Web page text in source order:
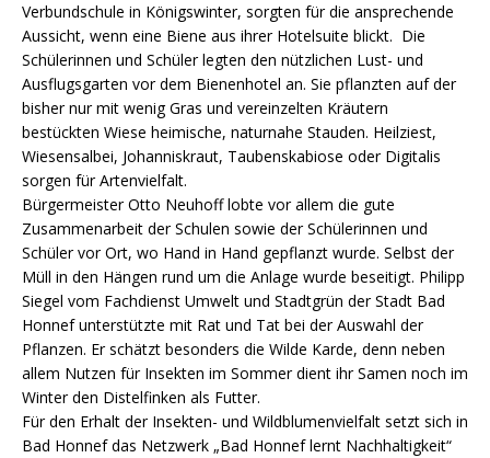
Verbundschule in Königswinter, sorgten für die ansprechende
Aussicht, wenn eine Biene aus ihrer Hotelsuite blickt. Die
Schülerinnen und Schüler legten den nützlichen Lust- und
Ausflugsgarten vor dem Bienenhotel an. Sie pflanzten auf der
bisher nur mit wenig Gras und vereinzelten Kräutern
bestückten Wiese heimische, naturnahe Stauden. Heilziest,
Wiesensalbei, Johanniskraut, Taubenskabiose oder Digitalis
sorgen für Artenvielfalt.
Bürgermeister Otto Neuhoff lobte vor allem die gute
Zusammenarbeit der Schulen sowie der Schülerinnen und
Schüler vor Ort, wo Hand in Hand gepflanzt wurde. Selbst der
Müll in den Hängen rund um die Anlage wurde beseitigt. Philipp
Siegel vom Fachdienst Umwelt und Stadtgrün der Stadt Bad
Honnef unterstützte mit Rat und Tat bei der Auswahl der
Pflanzen. Er schätzt besonders die Wilde Karde, denn neben
allem Nutzen für Insekten im Sommer dient ihr Samen noch im
Winter den Distelfinken als Futter.
Für den Erhalt der Insekten- und Wildblumenvielfalt setzt sich in
Bad Honnef das Netzwerk „Bad Honnef lernt Nachhaltigkeit“